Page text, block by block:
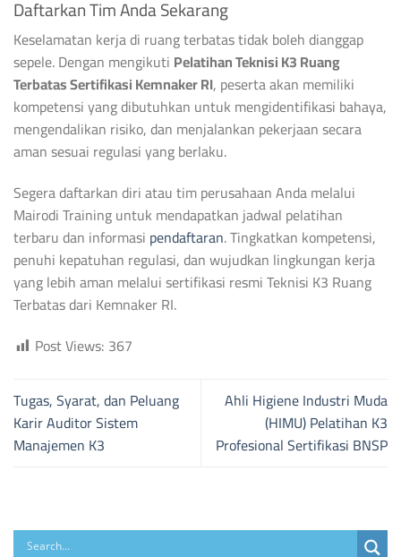
Daftarkan Tim Anda Sekarang
Keselamatan kerja di ruang terbatas tidak boleh dianggap
sepele. Dengan mengikuti Pelatihan Teknisi K3 Ruang
Terbatas Sertifikasi Kemnaker RI, peserta akan memiliki
kompetensi yang dibutuhkan untuk mengidentifikasi bahaya,
mengendalikan risiko, dan menjalankan pekerjaan secara
aman sesuai regulasi yang berlaku.
Segera daftarkan diri atau tim perusahaan Anda melalui
Mairodi Training untuk mendapatkan jadwal pelatihan
terbaru dan informasi pendaftaran. Tingkatkan kompetensi,
penuhi kepatuhan regulasi, dan wujudkan lingkungan kerja
yang lebih aman melalui sertifikasi resmi Teknisi K3 Ruang
Terbatas dari Kemnaker RI.
Post Views: 367
Tugas, Syarat, dan Peluang
Karir Auditor Sistem
Manajemen K3
Ahli Higiene Industri Muda
(HIMU) Pelatihan K3
Profesional Sertifikasi BNSP